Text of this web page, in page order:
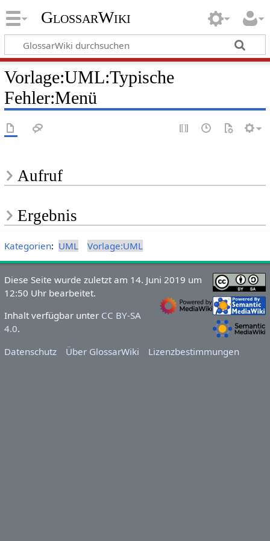
GlossarWiki
Vorlage:UML:Typische
Fehler:Menü
Aufruf
Ergebnis
Kategorien: UML Vorlage:UML
Diese Seite wurde zuletzt am 14. Juni 2019 um
12:50 Uhr bearbeitet.
Inhalt verfügbar unter CC BY-SA
4.0.
Datenschutz
Über GlossarWiki Lizenzbestimmungen